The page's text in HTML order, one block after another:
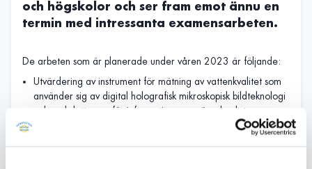
och högskolor och ser fram emot ännu en
termin med intressanta examensarbeten.
De arbeten som är planerade under våren 2023 är följande:
Utvärdering av instrument för mätning av vattenkvalitet som
använder sig av digital holografisk mikroskopisk bildteknologi
och vad detta ger för information om mängd och typ av
bakterier i vattnet. Tekniken kommer jämföras med andra
metoder för att analysera vattnets innehåll av bakterier.